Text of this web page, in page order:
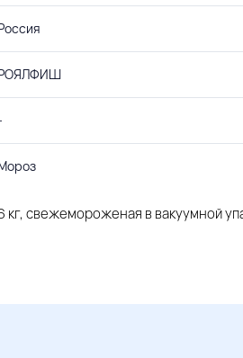
кг, свежемороженая в вакуумной